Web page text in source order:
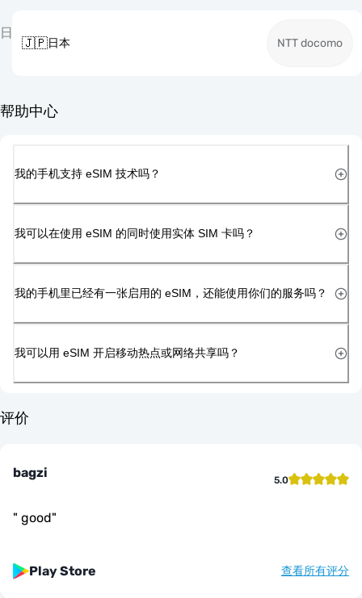
日
🇯🇵日本 NTT docomo
帮助中心
我的手机支持 eSIM 技术吗？
我可以在使用 eSIM 的同时使用实体 SIM 卡吗？
我的手机里已经有一张启用的 eSIM，还能使用你们的服务吗？
我可以用 eSIM 开启移动热点或网络共享吗？
评价
bagzi 5.0
" good"
Play Store 查看所有评分